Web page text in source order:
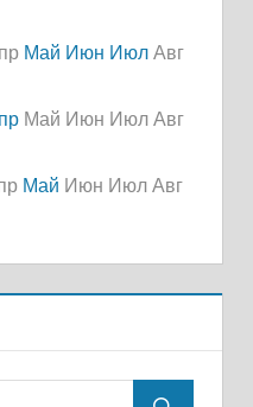
Май Июн Июл Авг
Май Июн Июл Авг
Май Июн Июл Авг